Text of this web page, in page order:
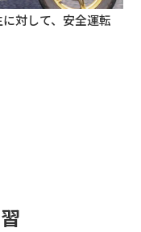
対して、安全運転